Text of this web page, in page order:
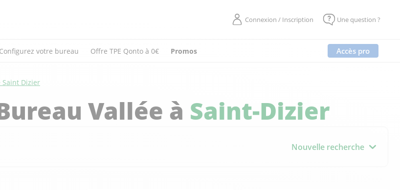
Connexion / Inscription Une question ?
Configurez votre bureau Offre TPE Qonto à 0€ Promos Accès pro
Saint Dizier
Vallée à Saint-Dizier
Nouvelle recherche